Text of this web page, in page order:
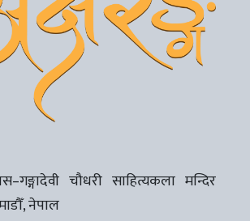
चौधरी साहित्यकला मन्दिर
नेपाल